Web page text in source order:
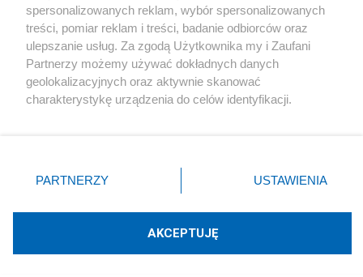
X Facebook Instagram Youtube
Technologię dostarcza:W3media.pl
spersonalizowanych reklam, wybór spersonalizowanych
treści, pomiar reklam i treści, badanie odbiorców oraz
ulepszanie usług. Za zgodą Użytkownika my i Zaufani
Partnerzy możemy używać dokładnych danych
geolokalizacyjnych oraz aktywnie skanować
charakterystykę urządzenia do celów identyfikacji.
zmienić/wycofać klikając przycisk ustawień prywatności
znajdujący się w lewym dolnym rogu strony
rodzaje przetwarzania danych nie wymagają zgody
użytkownika, ale masz prawo sprzeciwić się takiemu
PARTNERZY USTAWIENIA
AKCEPTUJĘ